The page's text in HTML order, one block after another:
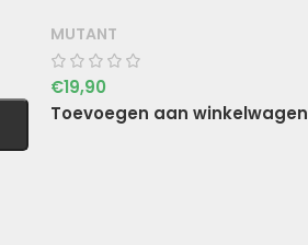
MUTANT
€19,90
Toevoegen aan winkelwagen